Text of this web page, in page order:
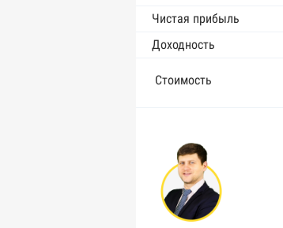
Чистая прибыль
Доходность
Стоимость